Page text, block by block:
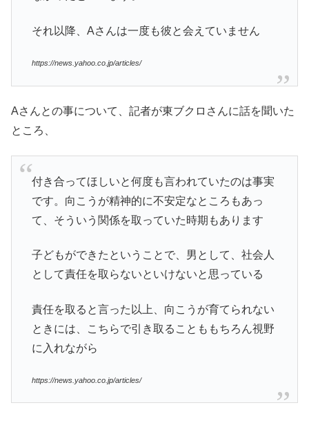
それ以降、Aさんは一度も彼と会えていません
https://news.yahoo.co.jp/articles/
Aさんとの事について、記者が東ブクロさんに話を聞いた
ところ、
付き合ってほしいと何度も言われていたのは事実
です。向こうが精神的に不安定なところもあっ
て、そういう関係を取っていた時期もあります
子どもができたということで、男として、社会人
として責任を取らないといけないと思っている
責任を取ると言った以上、向こうが育てられない
ときには、こちらで引き取ることももちろん視野
に入れながら
https://news.yahoo.co.jp/articles/